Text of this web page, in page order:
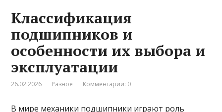
Классификация
подшипников и
особенности их выбора и
эксплуатации
26.02.2026 Разное Комментарии: 0
В мире механики подшипники играют роль